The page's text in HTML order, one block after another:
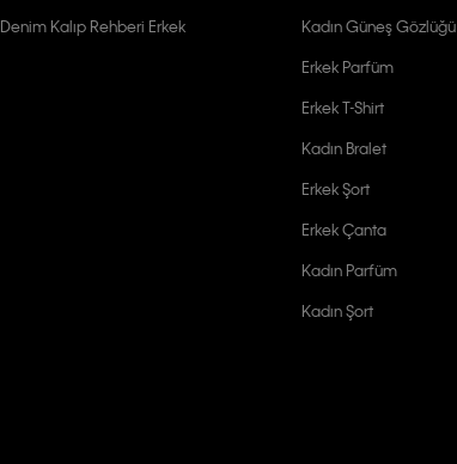
Denim Kalıp Rehberi Erkek
Kadın Güneş Gözlüğü
Erkek Parfüm
Erkek T-Shirt
Kadın Bralet
Erkek Şort
Erkek Çanta
Kadın Parfüm
Kadın Şort